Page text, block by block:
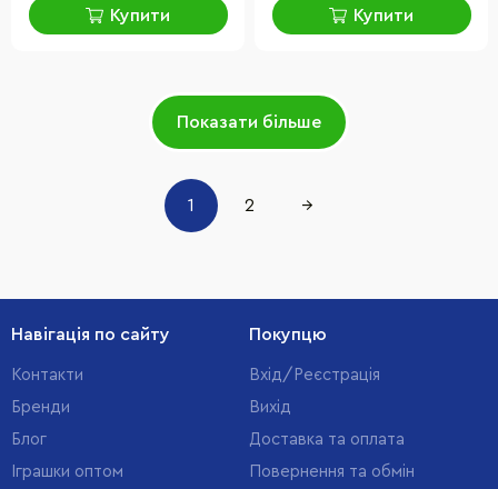
Купити Купити
Показати більше
1 2 →
Навігація по сайту
Контакти
Бренди
Блог
Іграшки оптом
Покупцю
Вхід/Реєстрація
Вихід
Доставка та оплата
Повернення та обмін